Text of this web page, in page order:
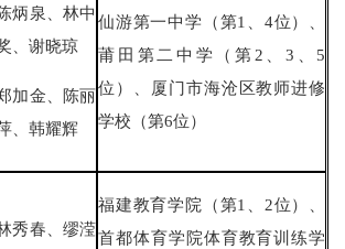
炳泉、林中
、谢晓琼
加金、陈丽
、韩耀辉
仙游第一中学（第1、4位）、
莆田第二中学（第2、3、5
位）、厦门市海沧区教师进修
学校（第6位）
秀春、缪滢
福建教育学院（第1、2位）、
首都体育学院体育教育训练学